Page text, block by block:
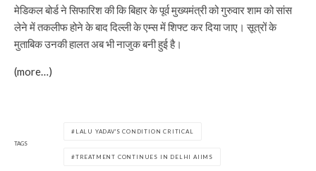
मेडिकल बोर्ड ने सिफारिश की कि बिहार के पूर्व मुख्यमंत्री को गुरुवार शाम को सांस
लेने में तकलीफ होने के बाद दिल्ली के एम्स में शिफ्ट कर दिया जाए। सूत्रों के
मुताबिक उनकी हालत अब भी नाजुक बनी हुई है।
(more…)
TAGS
LALU YADAV'S CONDITION CRITICAL
TREATMENT CONTINUES IN DELHI AIIMS